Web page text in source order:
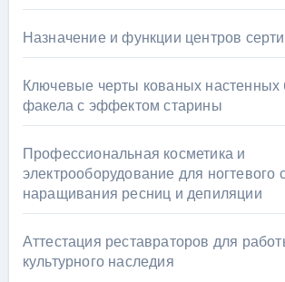
Назначение и функции центров
Ключевые черты кованых настенных
факела с эффектом старины
Профессиональная косметика и
электрооборудование для ногтевого
наращивания ресниц и депиляции
Аттестация реставраторов для
культурного наследия